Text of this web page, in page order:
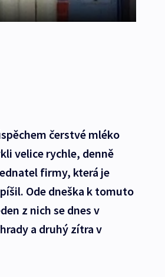
čerstvé mléko
velice rychle, denně
firmy, která je
Ode dneška k tomuto
z nich se dnes v
a druhý zítra v